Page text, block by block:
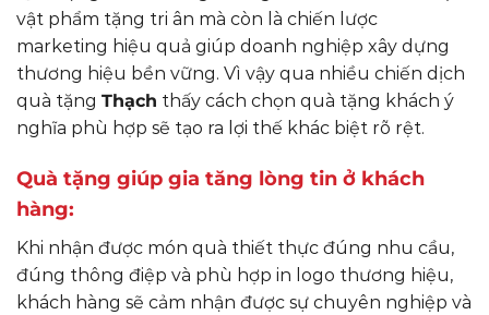
vật phẩm tặng tri ân mà còn là chiến lược
marketing hiệu quả giúp doanh nghiệp xây dựng
thương hiệu bền vững. Vì vậy qua nhiều chiến dịch
quà tặng Thạch thấy cách chọn quà tặng khách ý
nghĩa phù hợp sẽ tạo ra lợi thế khác biệt rõ rệt.
Quà tặng giúp gia tăng lòng tin ở khách
hàng:
Khi nhận được món quà thiết thực đúng nhu cầu,
đúng thông điệp và phù hợp in logo thương hiệu,
khách hàng sẽ cảm nhận được sự chuyên nghiệp và